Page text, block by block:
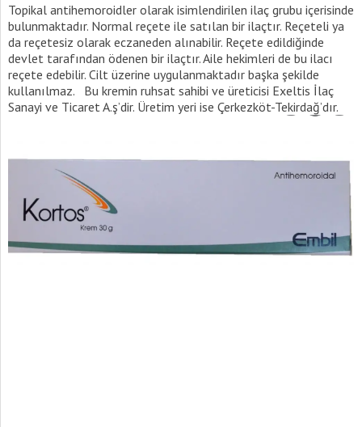
Topikal antihemoroidler olarak isimlendirilen ilaç grubu içerisinde
bulunmaktadır. Normal reçete ile satılan bir ilaçtır. Reçeteli ya
da reçetesiz olarak eczaneden alınabilir. Reçete edildiğinde
devlet tarafından ödenen bir ilaçtır. Aile hekimleri de bu ilacı
reçete edebilir. Cilt üzerine uygulanmaktadır başka şekilde
kullanılmaz. Bu kremin ruhsat sahibi ve üreticisi Exeltis İlaç
Sanayi ve Ticaret A.ş’dir. Üretim yeri ise Çerkezköt-Tekirdağ’dır.